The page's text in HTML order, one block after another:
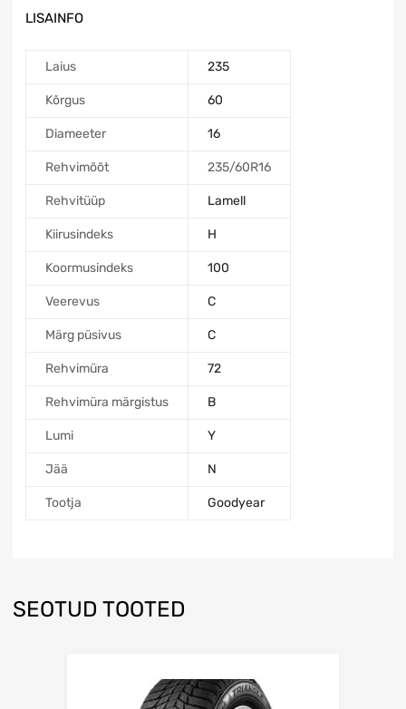
LISAINFO
Laius 235
Kõrgus 60
Diameeter 16
Rehvimõõt 235/60R16
Rehvitüüp Lamell
Kiirusindeks H
Koormusindeks 100
Veerevus C
Märg püsivus C
Rehvimüra 72
Rehvimüra märgistus B
Lumi Y
Jää N
Tootja Goodyear
SEOTUD TOOTED